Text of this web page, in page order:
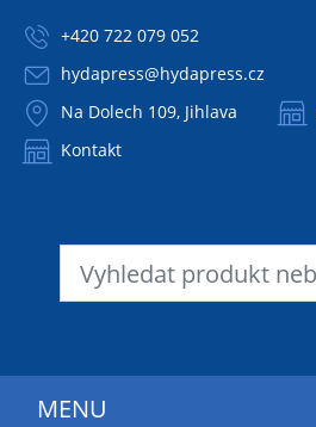
+420 722 079 052
hydapress@hydapress.cz
Na Dolech 109, Jihlava
Kontakt
MENU